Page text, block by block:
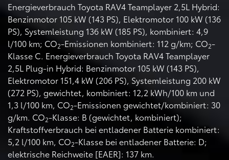
Energieverbrauch Toyota RAV4 Teamplayer 2,5L Hybrid:
Benzinmotor 105 kW (143 PS), Elektromotor 100 kW (136
PS), Systemleistung 136 kW (185 PS), kombiniert: 4,9
l/100 km; CO2-Emissionen kombiniert: 112 g/km; CO2-
Klasse C. Energieverbrauch Toyota RAV4 Teamplayer
2,5L Plug-in Hybrid: Benzinmotor 105 kW (143 PS),
Elektromotor 151,4 kW (206 PS), Systemleistung 200 kW
(272 PS), gewichtet, kombiniert: 12,2 kWh/100 km und
1,3 l/100 km, CO2-Emissionen gewichtet/kombiniert: 30
g/km. CO2-Klasse: B (gewichtet, kombiniert);
Kraftstoffverbrauch bei entladener Batterie kombiniert:
5,2 l/100 km, CO2-Klasse bei entladener Batterie: D;
elektrische Reichweite [EAER]: 137 km.